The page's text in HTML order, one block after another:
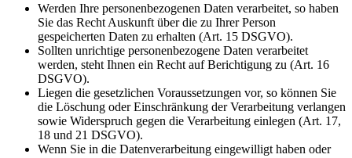
Werden Ihre personenbezogenen Daten verarbeitet, so haben
Sie das Recht Auskunft über die zu Ihrer Person
gespeicherten Daten zu erhalten (Art. 15 DSGVO).
Sollten unrichtige personenbezogene Daten verarbeitet
werden, steht Ihnen ein Recht auf Berichtigung zu (Art. 16
DSGVO).
Liegen die gesetzlichen Voraussetzungen vor, so können Sie
die Löschung oder Einschränkung der Verarbeitung verlangen
sowie Widerspruch gegen die Verarbeitung einlegen (Art. 17,
18 und 21 DSGVO).
Wenn Sie in die Datenverarbeitung eingewilligt haben oder